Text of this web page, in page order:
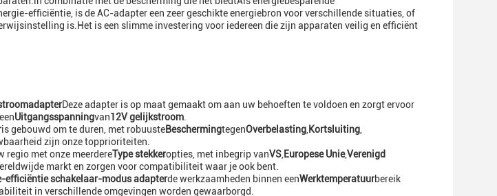
efficiëntie, is de AC-adapter een zeer geschikte energiebron voor verschillende situaties, of
is.Het is een slimme investering voor iedereen die zijn apparaten veilig en efficiënt
Deze adapter is op maat gemaakt om aan uw behoeften te voldoen en zorgt ervoor
Uitgangsspanningvan12V gelijkstroom
is gebouwd om te duren, met robuusteBeschermingtegenOverbelasting Kortsluiting
zijn onze topprioriteiten.
regio met onze meerdereType stekkeropties, met inbegrip vanVS Europese Unie,Verenigd
markt en zorgen voor compatibiliteit waar je ook bent.
efficiëntie schakelaar-modus adapterde werkzaamheden binnen eenWerktemperatuurbereik
in verschillende omgevingen worden gewaarborgd.